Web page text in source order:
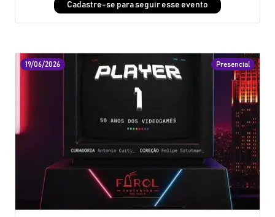
Cadastre-se para seguir esse evento
Presencial
19/06/2026